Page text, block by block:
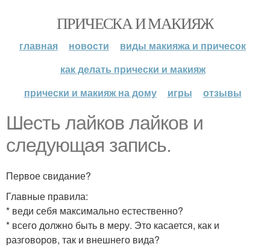
ПРИЧЕСКА И МАКИЯЖ
главная новости
виды макияжа и причесок
как делать прически и макияж
прически и макияж на дому
игры отзывы
Шесть лайков лайков и
следующая запись.
Первое свидание?
Главные правила:
* веди себя максимально естественно?
* всего должно быть в меру. Это касается, как и
разговоров, так и внешнего вида?